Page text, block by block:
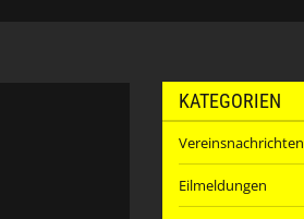
KATEGORIEN
Vereinsnachrichten
Eilmeldungen